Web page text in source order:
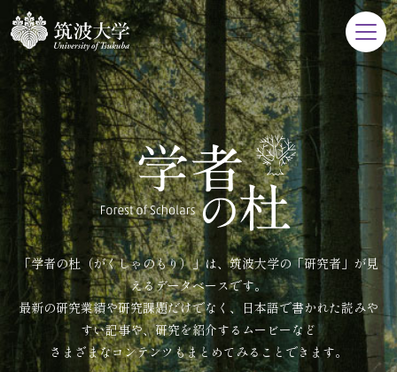
「学者の杜（がくしゃのもり）」は、筑波大学の「研究者」が見
えるデータベースです。
最新の研究業績や研究課題だけでなく、日本語で書かれた読みや
すい記事や、研究を紹介するムービーなど
さまざまなコンテンツもまとめてみることできます。